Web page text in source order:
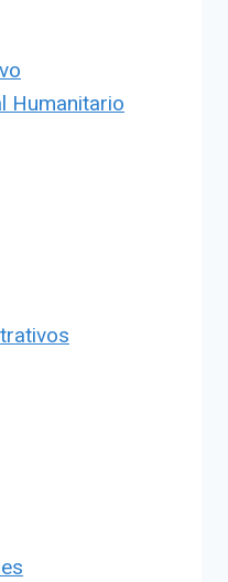
Humanitario